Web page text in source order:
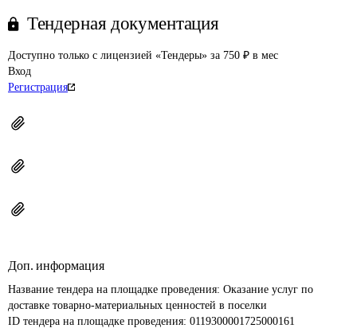
Тендерная документация
Доступно только с лицензией «Тендеры» за 750 ₽ в мес
Вход
Регистрация
Доп. информация
Название тендера на площадке проведения: Оказание услуг по
доставке товарно-материальных ценностей в поселки
ID тендера на площадке проведения: 0119300001725000161